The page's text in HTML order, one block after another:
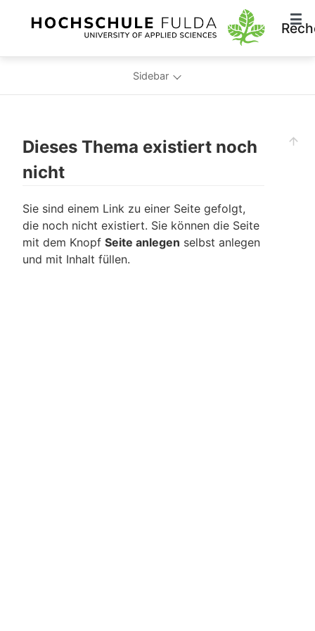
Sidebar
Dieses Thema existiert noch
nicht
Sie sind einem Link zu einer Seite gefolgt,
die noch nicht existiert. Sie können die Seite
mit dem Knopf Seite anlegen selbst anlegen
und mit Inhalt füllen.